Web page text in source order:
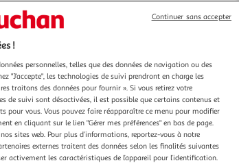
!
personnelles, telles que des données de navigation ou des
"J'accepte", les technologies de suivi prendront en charge les
traitons des données pour fournir ». Si vous retirez votre
de suivi sont désactivées, il est possible que certains contenus et
pour vous. Vous pouvez faire réapparaître ce menu pour modifier
en cliquant sur le lien "Gérer mes préférences" en bas de page.
sites web. Pour plus d’informations, reportez-vous à notre
externes traitent des données selon les finalités suivantes
activement les caractéristiques de l’appareil pour l’identification.
Continuer sans accepter